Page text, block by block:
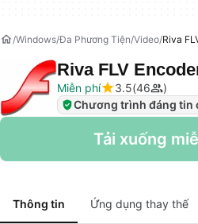
Windows Đa Phương Tiện Video Riva
Riva FLV
Miễn phí
3.5 46
Chương trình đáng tin
Tải xuống
Thông tin Ứng dụng thay thế